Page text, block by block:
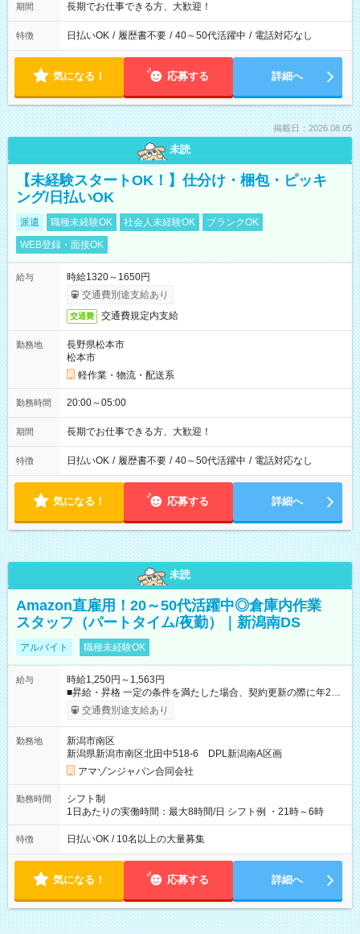
期間 長期でお仕事できる方、大歓迎！
特徴 日払いOK / 履歴書不要 / 40～50代活躍中 / 電話対応なし
気になる！ 応募する 詳細へ
掲載日：2026.08.05
未読
【未経験スタートOK！】仕分け・梱包・ピッキ
ング/日払いOK
派遣 職種未経験OK 社会人未経験OK
ブランクOK
WEB登録・面接OK
給与
時給1320～1650円
交通費別途支給あり
交通費 交通費規定内支給
勤務地
長野県松本市
松本市
軽作業・物流・配送系
勤務時間 20:00～05:00
期間 長期でお仕事できる方、大歓迎！
特徴 日払いOK / 履歴書不要 / 40～50代活躍中 / 電話対応なし
気になる！ 応募する 詳細へ
未読
Amazon直雇用！20～50代活躍中◎倉庫内作業
スタッフ（パートタイム/夜勤）｜新潟南DS
アルバイト 職種未経験OK
給与
時給1,250円～1,563円
■昇給・昇格 一定の条件を満たした場合、契約更新の際に年2回
まで昇給の機会があります。 ■正社員登用制度あり ※月末締/翌
月25日支払い ※時間外手当、別途支給 ※深夜割増賃金 (22:00～
☆Amazon直雇用で安定して働けます！ 【試用期間】試用期間
あり 試用期間の長さ：1週間 雇用形態、給与は本採用時と同じ
です。
交通費別途支給あり
勤務地
新潟市南区
新潟県新潟市南区北田中518-6 DPL新潟南A区画
アマゾンジャパン合同会社
勤務時間
シフト制
1日あたりの実働時間：最大8時間/日 シフト例 ・21時～6時
特徴 日払いOK / 10名以上の大量募集
気になる！ 応募する 詳細へ